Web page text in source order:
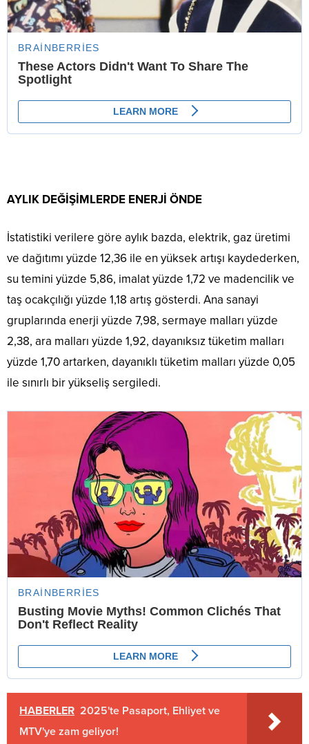
AYLIK DEĞİŞİMLERDE ENERJİ ÖNDE
İstatistiki verilere göre aylık bazda, elektrik, gaz üretimi
ve dağıtımı yüzde 12,36 ile en yüksek artışı kaydederken,
su temini yüzde 5,86, imalat yüzde 1,72 ve madencilik ve
taş ocakçılığı yüzde 1,18 artış gösterdi. Ana sanayi
gruplarında enerji yüzde 7,98, sermaye malları yüzde
2,38, ara malları yüzde 1,92, dayanıksız tüketim malları
yüzde 1,70 artarken, dayanıklı tüketim malları yüzde 0,05
ile sınırlı bir yükseliş sergiledi.
HABERLER 2025'te Pasaport, Ehliyet ve
MTV'ye zam geliyor!